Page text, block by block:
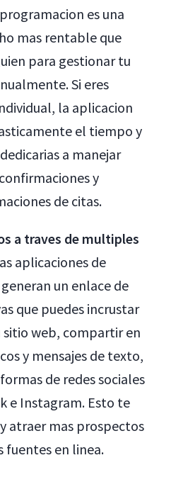
es una
mas rentable que
para gestionar tu
Si eres
la aplicacion
el tiempo y
a manejar
y
de citas.
a traves de multiples
aplicaciones de
un enlace de
que puedes incrustar
web, compartir en
y mensajes de texto,
de redes sociales
e Instagram. Esto te
atraer mas prospectos
fuentes en linea.